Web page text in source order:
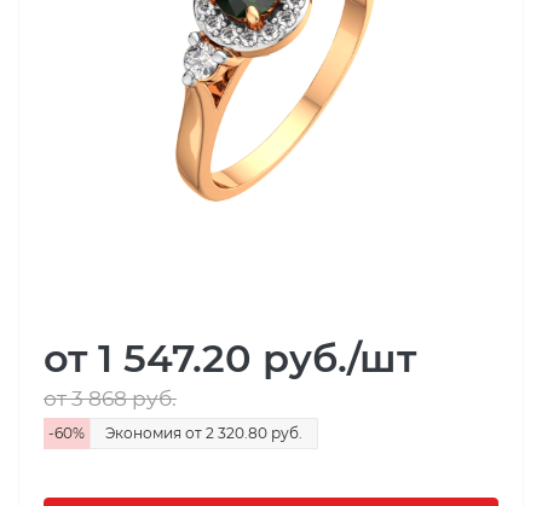
от 1 547.20 руб./шт
от 3 868руб.
-60% Экономия от 2 320.80 руб.